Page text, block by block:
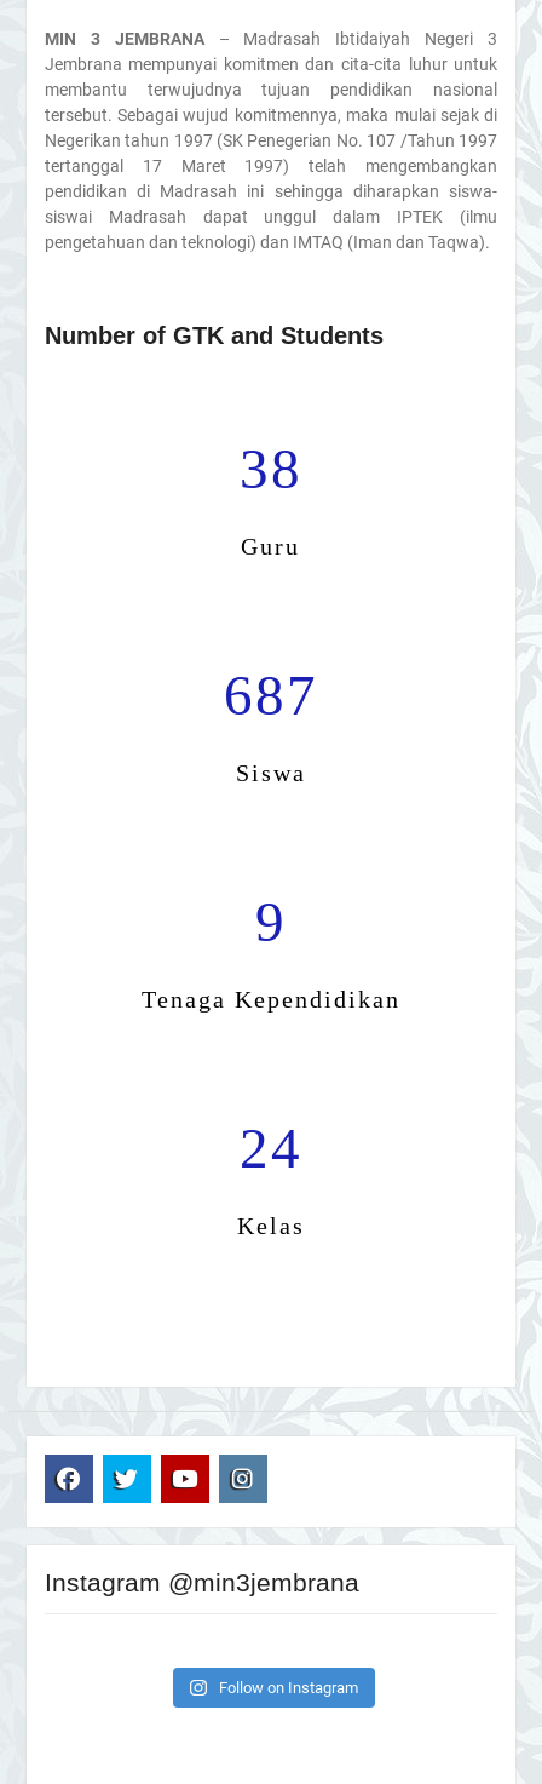
MIN 3 JEMBRANA– Madrasah Ibtidaiyah Negeri 3
Jembrana mempunyai komitmen dan cita-cita luhur untuk
membantu terwujudnya tujuan pendidikan nasional
tersebut. Sebagai wujud komitmennya, maka mulai sejak di
Negerikan tahun 1997 (SK Penegerian No. 107 /Tahun 1997
tertanggal 17 Maret 1997) telah mengembangkan
pendidikan di Madrasah ini sehingga diharapkan siswa-
siswai Madrasah dapat unggul dalam IPTEK (ilmu
pengetahuan dan teknologi) dan IMTAQ (Iman dan Taqwa).
Number of GTK and Students
38
Guru
687
Siswa
9
Tenaga Kependidikan
24
Kelas
Instagram @min3jembrana
Follow on Instagram